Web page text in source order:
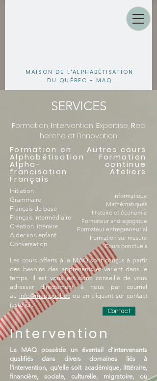
MAISON DE L'ALPHABÉTISATION
DU QUÉBEC - MAQ
SERVICES
Formation,Intervention,Expertise,Rec
herche et l'innovation
Formation en
Alphabétisation
Alpha-
francisation
Français
Autres cours
Formation
continue
Ateliers
Informatique
Mathématiques
Histoire et économie
​Formateur andragogique
Formateur entrepreneurial
Formation sur mesure
Cours ponctuels
​Initiation
Grammaire
Français de base
Français intermédiaire
Création littéraire
Aider son enfant
Conversation
Contact
Intervention
​Les cours offerts à la MAQ sont conçus à partir
des besoins des apprenants et varient dans le
temps. Il est vous est donc conseillé de vous
adresser directement à nous par courriel
au info@maq.quebecou en cliquant sur contact
juste ici :
La MAQ possède un éventail d'intervenants
qualifiés dans divers domaines liés à
l'intervention, qu'elle soit académique, littéraire,
financière, sociale, culturelle, migratoire, ou